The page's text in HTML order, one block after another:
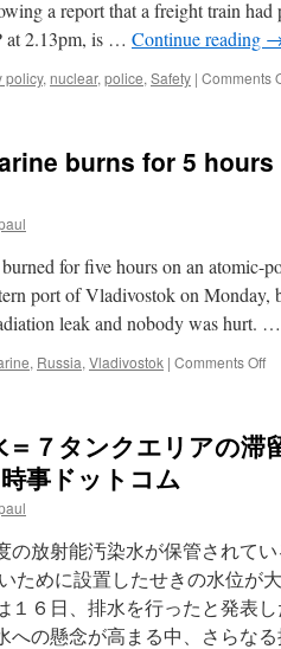
新
聞
a report that a freight train had
at 2.13pm, is … Continue reading
policy, nuclear, police, Safety | Comments
burns for 5
for five hours on an atomic-
port of Vladivostok on Monday,
leak and nobody was hurt. …
, Russia, Vladivostok | Comments Offon
７タンクエリアの滞
事ドットコム
放射能汚染水が保管されて
ために設置したせきの水位が
１６日、排水を行ったと発表
への懸念が高まる中、さらな